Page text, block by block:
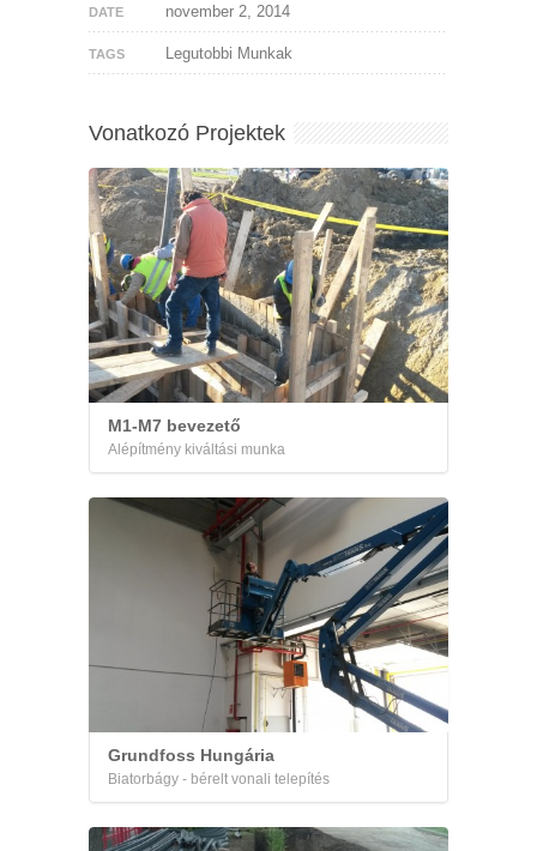
DATE november 2, 2014
TAGS Legutobbi Munkak
Vonatkozó Projektek
M1-M7 bevezető
Alépítmény kiváltási munka
Grundfoss Hungária
Biatorbágy - bérelt vonali telepítés